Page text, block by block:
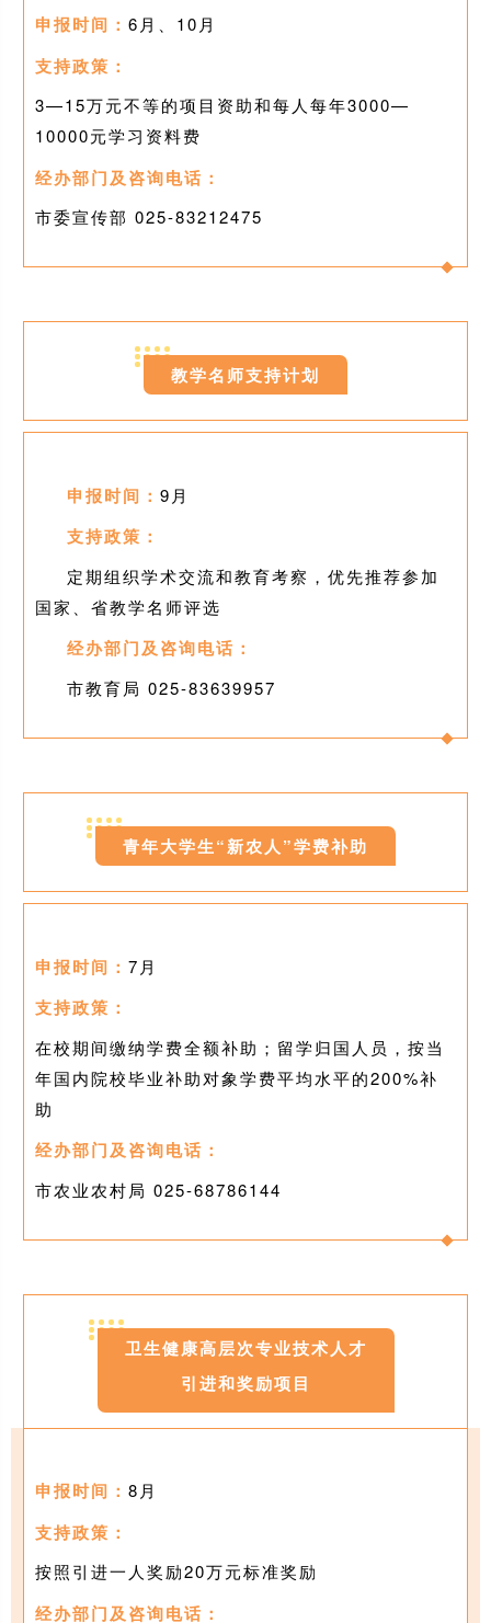
申报时间： 6月、10月
支持政策：
3—15万元不等的项目资助和每人每年3000—
10000元学习资料费
经办部门及咨询电话：
市委宣传部 025-83212475
教学名师支持计划
申报时间：9月
支持政策：
定期组织学术交流和教育考察，优先推荐参加
国家、省教学名师评选
经办部门及咨询电话：
市教育局 025-83639957
青年大学生“新农人”学费补助
申报时间： 7月
支持政策：
在校期间缴纳学费全额补助；留学归国人员，按当
年国内院校毕业补助对象学费平均水平的200%补
助
经办部门及咨询电话：
市农业农村局 025-68786144
卫生健康高层次专业技术人才
引进和奖励项目
申报时间： 8月
支持政策：
按照引进一人奖励20万元标准奖励
经办部门及咨询电话：